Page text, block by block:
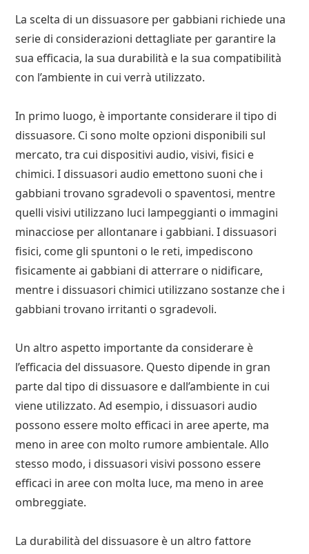
La scelta di un dissuasore per gabbiani richiede una
serie di considerazioni dettagliate per garantire la
sua efficacia, la sua durabilità e la sua compatibilità
con l’ambiente in cui verrà utilizzato.
In primo luogo, è importante considerare il tipo di
dissuasore. Ci sono molte opzioni disponibili sul
mercato, tra cui dispositivi audio, visivi, fisici e
chimici. I dissuasori audio emettono suoni che i
gabbiani trovano sgradevoli o spaventosi, mentre
quelli visivi utilizzano luci lampeggianti o immagini
minacciose per allontanare i gabbiani. I dissuasori
fisici, come gli spuntoni o le reti, impediscono
fisicamente ai gabbiani di atterrare o nidificare,
mentre i dissuasori chimici utilizzano sostanze che i
gabbiani trovano irritanti o sgradevoli.
Un altro aspetto importante da considerare è
l’efficacia del dissuasore. Questo dipende in gran
parte dal tipo di dissuasore e dall’ambiente in cui
viene utilizzato. Ad esempio, i dissuasori audio
possono essere molto efficaci in aree aperte, ma
meno in aree con molto rumore ambientale. Allo
stesso modo, i dissuasori visivi possono essere
efficaci in aree con molta luce, ma meno in aree
ombreggiate.
La durabilità del dissuasore è un altro fattore